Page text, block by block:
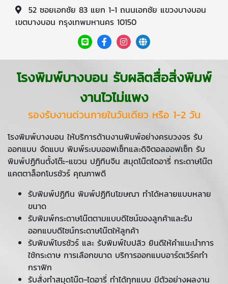
52 ซอยเอกชัย 83 แยก 1-1 ถนนเอกชัย แขวงบางบอน
เขตบางบอน กรุงเทพมหานคร 10150
โรงพิมพ์บางบอน รับผลิตสื่อสิ่งพิมพ์
งานไวไม่แพง
รองรับงานด่วนภายในวันเดียว หรือ 1-2 วัน
โรงพิมพ์บางบอน ให้บริการด้านงานพิมพ์อย่างครบวงจร รับ
ออกแบบ จัดแบบ พิมพ์ระบบออฟเซ็ทและดิจิตอลออฟเซ็ท รับ
พิมพ์ปฏิทินตั้งโต๊ะ-แขวน ปฏิทินจีน สมุดโน๊ตไดอารี่ กระดาษโน๊ต
แคตตาล็อกโบรชัวร์ คุณภาพดี
รับพิมพ์ปฏิทิน พิมพ์ปฏิทินโฆษณา ทำได้หลายแบบหลาย
ขนาด
รับพิมพ์กระดาษโน๊ตตามแบบดีไซน์ของลูกค้าและรับ
ออกแบบดีไซน์กระดาษโน๊ตให้ลูกค้า
รับพิมพ์โบรชัวร์ และ รับพิมพ์ใบปลิว ยินดีให้คำแนะนำการ
ใช้กระดาษ การเลือกขนาด บริการออกแบบอาร์ตเวิร์คทำ
กราฟิก
รับสั่งทำสมุดโน๊ต-ไดอารี่ ทำได้ทุกแบบ มีตัวอย่างผลงาน